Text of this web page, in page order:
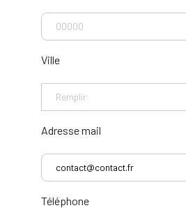
Ville
Adresse mail
Téléphone